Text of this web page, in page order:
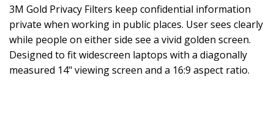
3M Gold Privacy Filters keep confidential information
private when working in public places. User sees clearly
while people on either side see a vivid golden screen.
Designed to fit widescreen laptops with a diagonally
measured 14" viewing screen and a 16:9 aspect ratio.